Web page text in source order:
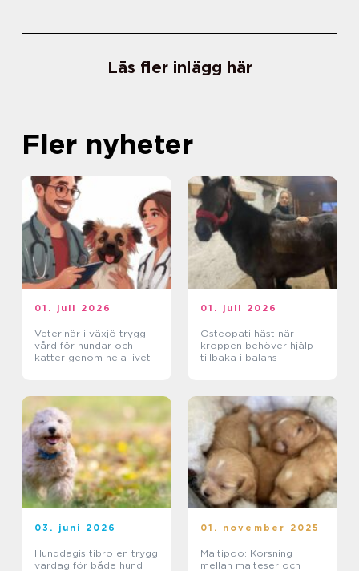
Läs fler inlägg här
Fler nyheter
01. juli 2026
Veterinär i växjö trygg
vård för hundar och
katter genom hela livet
01. juli 2026
Osteopati häst när
kroppen behöver hjälp
tillbaka i balans
03. juni 2026
Hunddagis tibro en trygg
vardag för både hund
01. november 2025
Maltipoo: Korsning
mellan malteser och